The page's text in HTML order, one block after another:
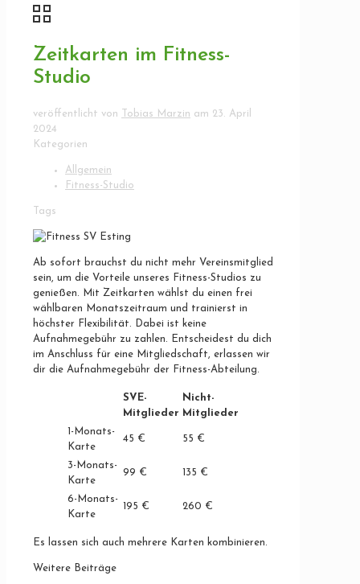
Zeitkarten im Fitness-
Studio
veröffentlicht von Tobias Marzin am 23. April
2024
Kategorien
Allgemein
Fitness-Studio
Tags
Ab sofort brauchst du nicht mehr Vereinsmitglied
sein, um die Vorteile unseres Fitness-Studios zu
genießen. Mit Zeitkarten wählst du einen frei
wählbaren Monatszeitraum und trainierst in
höchster Flexibilität. Dabei ist keine
Aufnahmegebühr zu zahlen. Entscheidest du dich
im Anschluss für eine Mitgliedschaft, erlassen wir
dir die Aufnahmegebühr der Fitness-Abteilung.
SVE-
Mitglieder
Nicht-
Mitglieder
1-Monats-
Karte
45 € 55 €
3-Monats-
Karte
99 € 135 €
6-Monats-
Karte
195 € 260 €
Es lassen sich auch mehrere Karten kombinieren.
Weitere Beiträge